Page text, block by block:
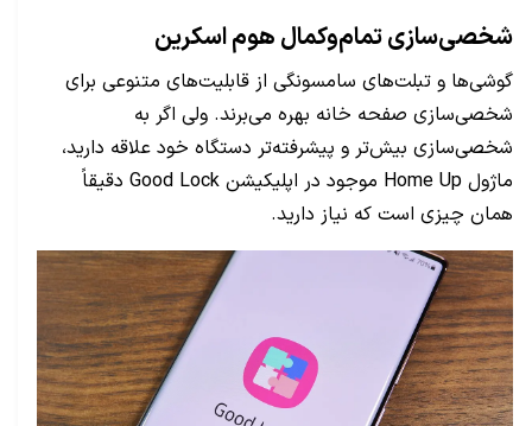
شخصی‌سازی تمام‌وکمال هوم اسکرین
گوشی‌ها و تبلت‌های سامسونگی از قابلیت‌های متنوعی برای
شخصی‌سازی صفحه خانه بهره می‌برند. ولی اگر به
شخصی‌سازی بیش‌تر و پیشرفته‌تر دستگاه خود علاقه دارید،
ماژول Home Up موجود در اپلیکیشن Good Lock دقیقاً
همان چیزی است که نیاز دارید.